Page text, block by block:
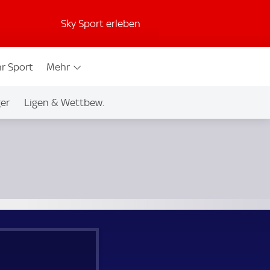
Sky Sport erleben
Sport Mehr
Ligen & Wettbew.